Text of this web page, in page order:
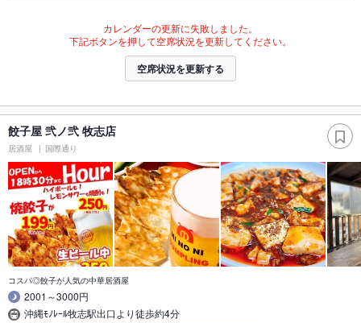
カレンダーの更新に失敗しました。
下記ボタンを押して空席状況を更新してください。
空席状況を更新する
餃子屋 弐ノ弐 牧志店
居酒屋 国際通り
コスパ◎餃子が人気の中華居酒屋
2001～3000円
沖縄ﾓﾉﾚｰﾙ牧志駅出口より徒歩約4分